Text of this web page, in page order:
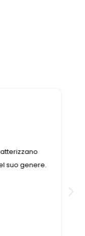
suo genere.